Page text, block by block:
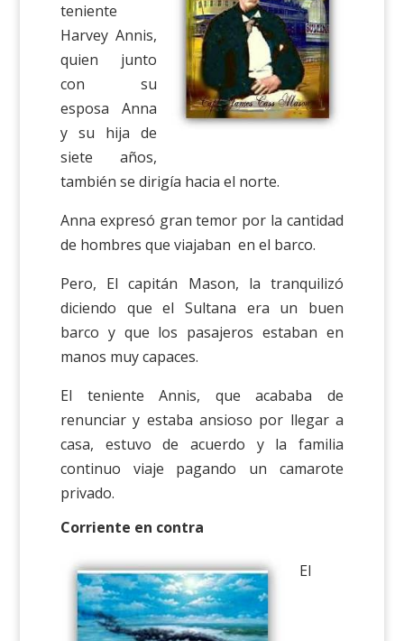
teniente
Harvey Annis,
quien junto
con su
esposa Anna
y su hija de
siete años,
también se dirigía hacia el norte.
Anna expresó gran temor por la cantidad
de hombres que viajaban en el barco.
Pero, El capitán Mason, la tranquilizó
diciendo que el Sultana era un buen
barco y que los pasajeros estaban en
manos muy capaces.
El teniente Annis, que acababa de
renunciar y estaba ansioso por llegar a
casa, estuvo de acuerdo y la familia
continuo viaje pagando un camarote
privado.
Corriente en contra
El